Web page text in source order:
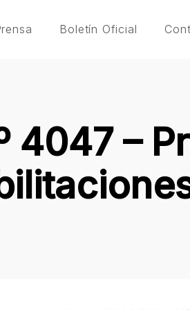
Boletín Oficial
4047 –